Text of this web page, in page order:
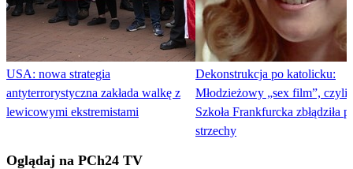
USA: nowa strategia
antyterrorystyczna zakłada walkę z
lewicowymi ekstremistami
Dekonstrukcja po katolicku:
Młodzieżowy „sex film”, czyli
Szkoła Frankfurcka zbłądziła
strzechy
Oglądaj na PCh24 TV